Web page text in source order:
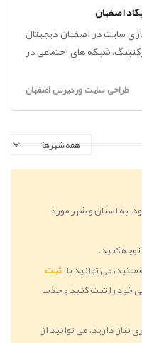
اصفهان
سایت در اصفهان دیجیتال
شبکه های اجتماعی در
طراحی سایت وردپرس اصفهان
به استان و شهر مورد
کنید.
می توانید با ثبت
خود را ثبت کنید و جذب
دارید، می توانید از